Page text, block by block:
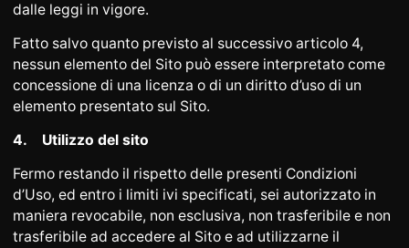
dalle leggi in vigore.
Fatto salvo quanto previsto al successivo articolo 4,
nessun elemento del Sito può essere interpretato come
concessione di una licenza o di un diritto d’uso di un
elemento presentato sul Sito.
4.
Utilizzo del sito
Fermo restando il rispetto delle presenti Condizioni
d’Uso, ed entro i limiti ivi specificati, sei autorizzato in
maniera revocabile, non esclusiva, non trasferibile e non
trasferibile ad accedere al Sito e ad utilizzarne il